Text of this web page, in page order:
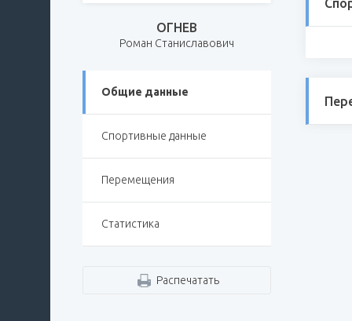
ОГНЕВ
Роман Станиславович
Общие данные
Спортивные данные
Перемещения
Статистика
Распечатать